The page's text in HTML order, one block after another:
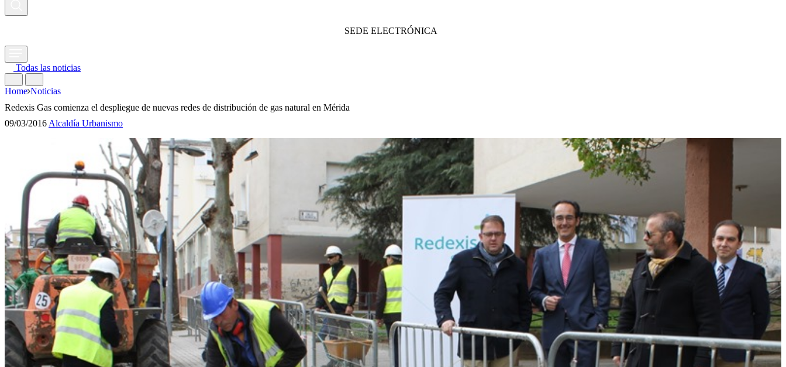
SEDE ELECTRÓNICA
Todas las noticias
Home Noticias
Redexis Gas comienza el despliegue de nuevas redes de distribución de gas natural en Mérida
09/03/2016Alcaldía Urbanismo